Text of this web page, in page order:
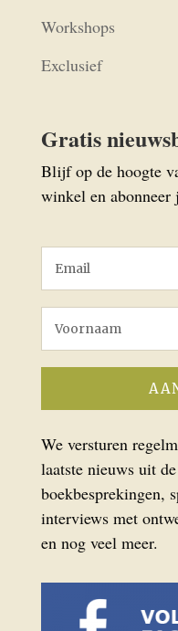
Workshops
Exclusief
Gratis
Blijf op de hoogte
winkel en abonneer
We versturen
laatste nieuws uit
boekbesprekingen,
interviews met
en nog veel meer.